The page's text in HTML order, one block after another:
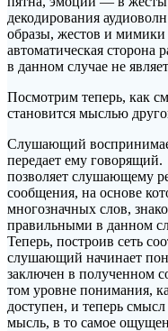
декодирования
образы, жестов и
автоматическая сторона
в данном случае не
Посмотрим теперь, как
становится мыслью
Слушающий
передает ему
позволяет слушающему
сообщения, на основе
многозначных слов,
правильными в данном
Теперь, построив сеть
слушающий начинает
заключен в полученном
том уровне понимания,
доступен, и теперь
мысль, в то самое